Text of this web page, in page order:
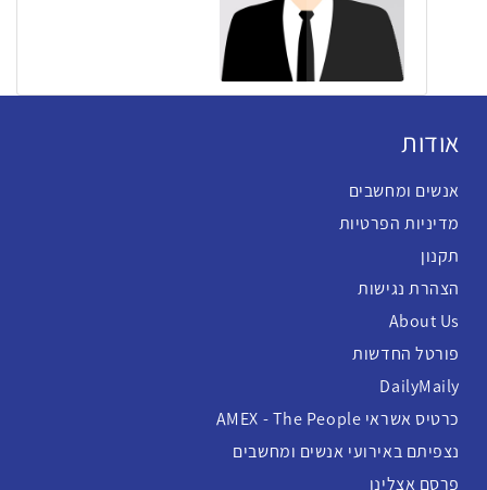
אודות
אנשים ומחשבים
מדיניות הפרטיות
תקנון
הצהרת נגישות
About Us
פורטל החדשות
DailyMaily
כרטיס אשראי AMEX - The People
נצפיתם באירועי אנשים ומחשבים
פרסם אצלינו